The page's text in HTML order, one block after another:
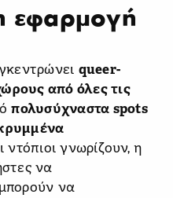
εφαρμογή
queer-
από όλες τις
πολυσύχναστα spots
ντόπιοι γνωρίζουν, η
να
να